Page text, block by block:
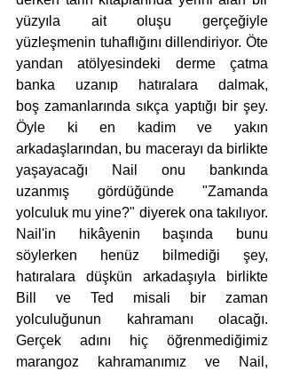
yüzyıla ait oluşu gerçeğiyle
yüzleşmenin tuhaflığını dillendiriyor. Öte
yandan atölyesindeki derme çatma
banka uzanıp hatıralara dalmak,
boş zamanlarında sıkça yaptığı bir şey.
Öyle ki en kadim ve yakın
arkadaşlarından, bu macerayı da birlikte
yaşayacağı Nail onu bankında
uzanmış gördüğünde "Zamanda
yolculuk mu yine?" diyerek ona takılıyor.
Nail'in hikâyenin başında bunu
söylerken henüz bilmediği şey,
hatıralara düşkün arkadaşıyla birlikte
Bill ve Ted misali bir zaman
yolculuğunun kahramanı olacağı.
Gerçek adını hiç öğrenmediğimiz
marangoz kahramanımız ve Nail,